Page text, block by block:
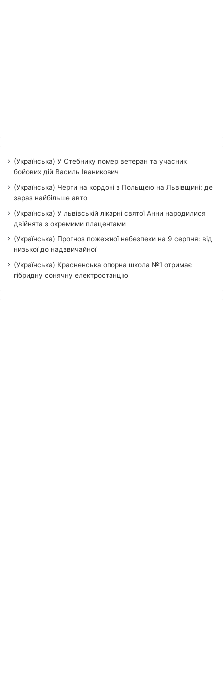
(Українська) У Стебнику помер ветеран та учасник
бойових дій Василь Іваникович
(Українська) Черги на кордоні з Польщею на Львівщині: де
зараз найбільше авто
(Українська) У львівській лікарні святої Анни народилися
двійнята з окремими плацентами
(Українська) Прогноз пожежної небезпеки на 9 серпня: від
низької до надзвичайної
(Українська) Красненська опорна школа №1 отримає
гібридну сонячну електростанцію